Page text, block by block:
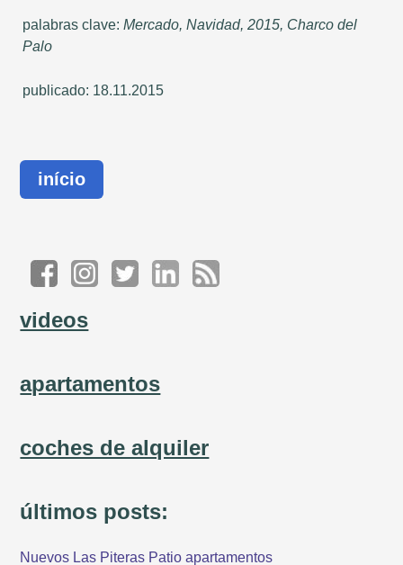
palabras clave: Mercado, Navidad, 2015, Charco del
Palo
publicado: 18.11.2015
início
videos
apartamentos
coches de alquiler
últimos posts:
Nuevos Las Piteras Patio apartamentos